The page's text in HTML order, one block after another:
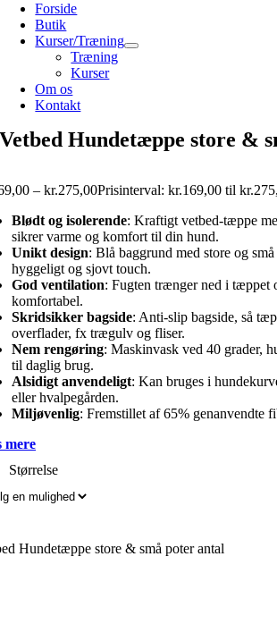
Forside
Butik
Kurser/Træning
Træning
Kurser
Om os
Kontakt
Vetbed Hundetæppe store &
– kr.275,00Prisinterval: kr.169,00 til
Blødt og isolerende: Kraftigt vetbed-tæppe
sikrer varme og komfort til din hund.
Unikt design: Blå baggrund med store og
hyggeligt og sjovt touch.
God ventilation: Fugten trænger ned i tæppet
komfortabel.
Skridsikker bagside: Anti-slip bagside, så
overflader, fx trægulv og fliser.
Nem rengøring: Maskinvask ved 40 grader,
til daglig brug.
Alsidigt anvendeligt: Kan bruges i
eller hvalpegården.
Miljøvenlig: Fremstillet af 65% genanvendte
mere
Størrelse
Hundetæppe store & små poter antal